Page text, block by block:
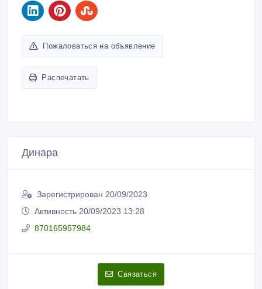
Пожаловаться на объявление
Распечатать
Динара
Зарегистрирован 20/09/2023
Активность 20/09/2023 13:28
870165957984
Связаться